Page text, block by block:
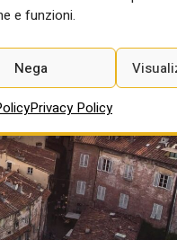
e funzioni.
Nega
Privacy Policy